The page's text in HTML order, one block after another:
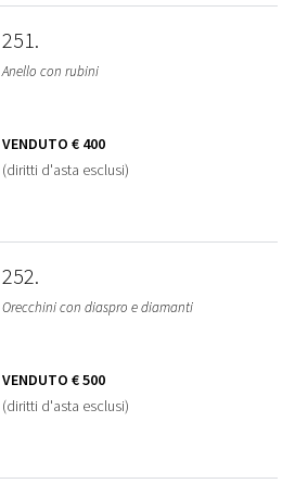
251
Anello con rubini
VENDUTO € 400
(diritti d'asta esclusi)
252
Orecchini con diaspro e diamanti
VENDUTO € 500
(diritti d'asta esclusi)